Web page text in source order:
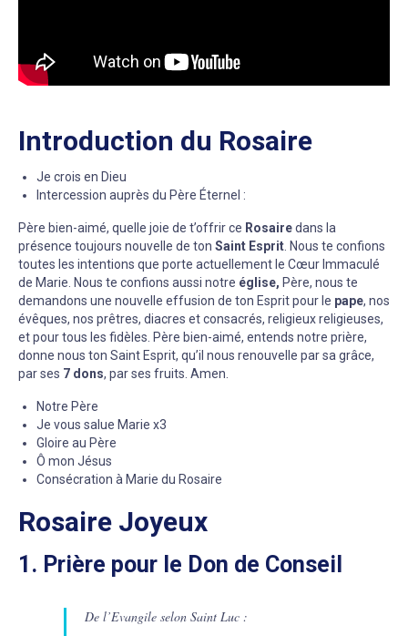
Introduction du Rosaire
Je crois en Dieu
Intercession auprès du Père Éternel :
Père bien-aimé, quelle joie de t’offrir ce Rosairedans la
présence toujours nouvelle de ton Saint Esprit. Nous te confions
toutes les intentions que porte actuellement le Cœur Immaculé
de Marie. Nous te confions aussi notre église, Père, nous te
demandons une nouvelle effusion de ton Esprit pour le pape, nos
évêques, nos prêtres, diacres et consacrés, religieux religieuses,
et pour tous les fidèles. Père bien-aimé, entends notre prière,
donne nous ton Saint Esprit, qu’il nous renouvelle par sa grâce,
par ses 7 dons, par ses fruits. Amen.
Notre Père
Je vous salue Marie x3
Gloire au Père
Ô mon Jésus
Consécration à Marie du Rosaire
Rosaire Joyeux
1. Prière pour le Don de Conseil
De l’Evangile selon Saint Luc :